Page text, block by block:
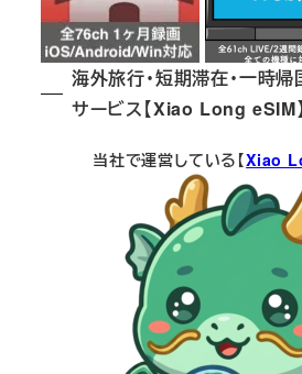
海外旅行・短期滞在・一時
サービス【Xiao Long eSIM】
当社で運営している【Xiao